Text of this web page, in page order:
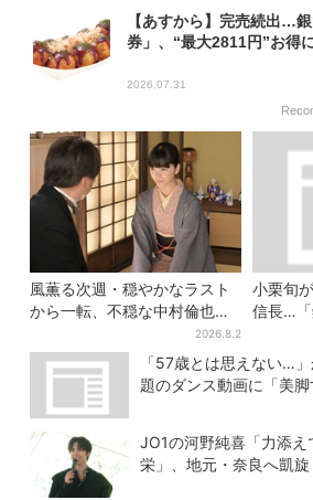
【あすから】完売続出…
券」、“最大2811円”お得
2026.07.31
風薫る次週・穏やかなラスト
から一転、不穏な中村倫也の
登場に視聴者期待「いよいよ
登場だ」
2026.8.2
小栗旬
信長…「
る、に
芸”【豊
「57歳とは思えない…
題のダンス動画に「美
JO1の河野純喜「力添
栄」、地元・奈良へ凱